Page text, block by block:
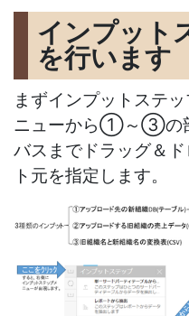
インプット
を行います
まずインプットステ
ニューから①～③の
バスまでドラッグ＆
ト元を指定します。